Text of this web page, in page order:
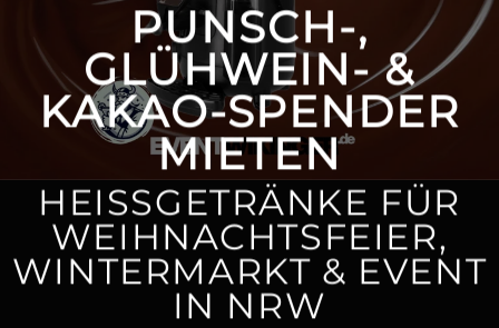
PUNSCH-,
GLÜHWEIN- &
KAKAO-SPENDER
MIETEN
HEISSGETRÄNKE FÜR W
EIHNACHTSFEIER, W
INTERMARKT & EVENT I
N NRW